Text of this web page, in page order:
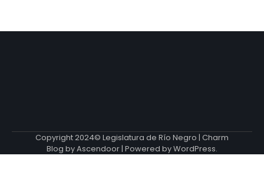
Copyright 2024© Legislatura de Río Negro | Charm
Blog byAscendoor | Powered byWordPress.